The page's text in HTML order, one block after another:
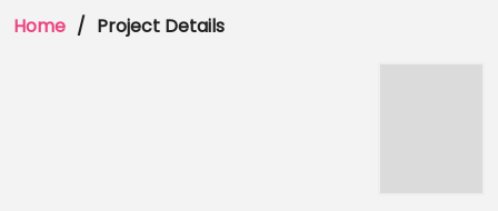
Home Project Details